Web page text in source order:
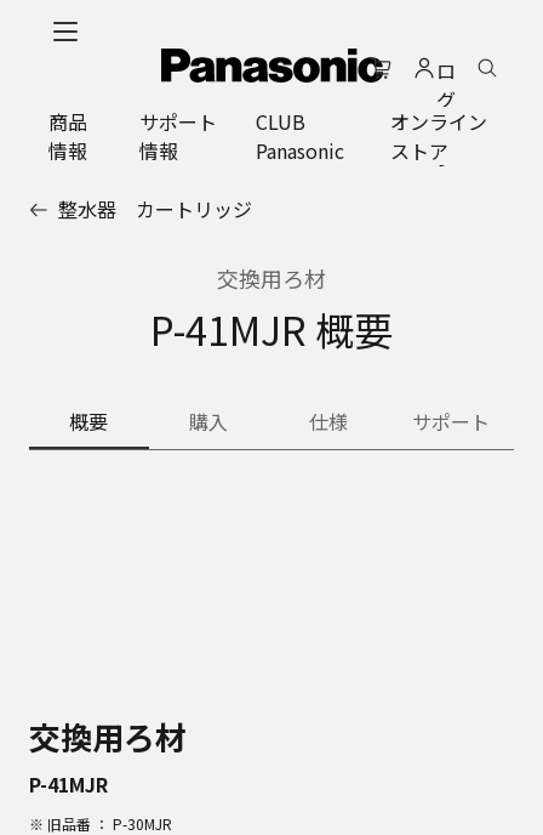
ロ
グ
イ
ン
商品
情報
サポート
情報
CLUB
Panasonic
オンライン
ストア
整水器 カートリッジ
交換用ろ材
P-41MJR 概要
概要 購入 仕様 サポート
交換用ろ材
P-41MJR
※ 旧品番 ： P-30MJR